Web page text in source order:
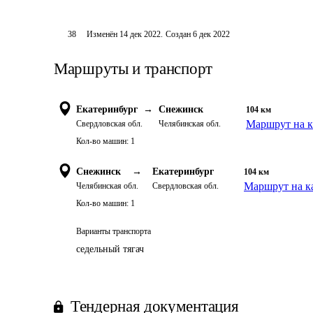
38 Изменён 14 дек 2022. Создан 6 дек 2022
Маршруты и транспорт
Екатеринбург →
Свердловская обл.
Снежинск
Челябинская обл.
104 км
Маршрут на
Кол-во машин: 1
Снежинск →
Челябинская обл.
Екатеринбург
Свердловская обл.
104 км
Маршрут на
Кол-во машин: 1
Варианты транспорта
седельный тягач
Тендерная документация